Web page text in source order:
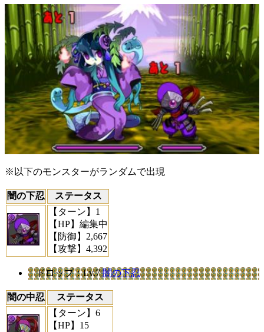
※以下のモンスターがランダムで出現
闇の下忍
ステータス
【ターン】 1
【HP】 編集中
【防御】 2,667
【攻撃】 4,392
ドロップ：Lv.7闇の下忍
闇の中忍
ステータス
【ターン】 6
【HP】 15